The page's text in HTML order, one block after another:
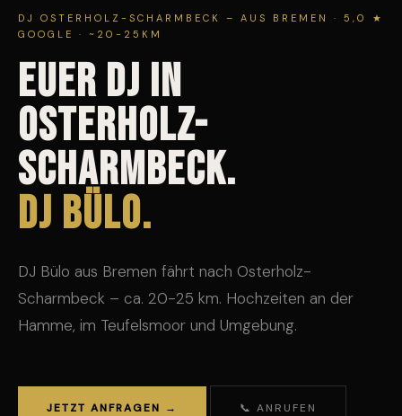
DJ OSTERHOLZ-SCHARMBECK – AUS BREMEN · 5,0 ★
GOOGLE · ~20-25KM
EUER DJ IN
OSTERHOLZ-
SCHARMBECK.
DJ Bülo.
DJ Bülo aus Bremen fährt nach Osterholz-
Scharmbeck – ca. 20-25 km. Hochzeiten an der
Hamme, im Teufelsmoor und Umgebung.
JETZT ANFRAGEN → 📞 ANRUFEN